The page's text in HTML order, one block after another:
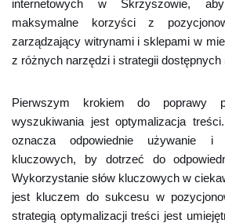
internetowych w Skrzyszowie,
maksymalne korzyści z
zarządzający witrynami i sklepami w
z różnych narzędzi i strategii dostępnych
Pierwszym krokiem do poprawy
wyszukiwania jest optymalizacja
oznacza odpowiednie używanie i
kluczowych, by dotrzeć do
Wykorzystanie słów kluczowych w
jest kluczem do sukcesu w
strategią optymalizacji treści jest